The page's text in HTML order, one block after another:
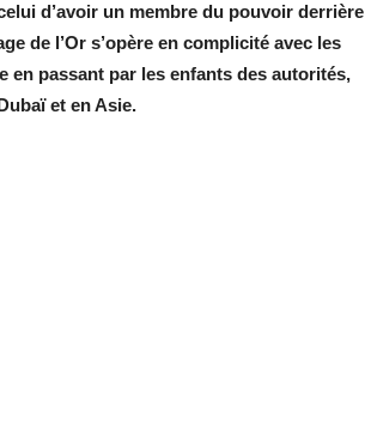
d’avoir un membre du pouvoir derrière
de l’Or s’opère en complicité avec les
en passant par les enfants des autorités,
et en Asie.